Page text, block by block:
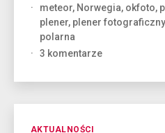
meteor, Norwegia, okfoto,
plener, plener fotograficzny
polarna
3 komentarzedo
szczęścia
Kategorie
AKTUALNOŚCI